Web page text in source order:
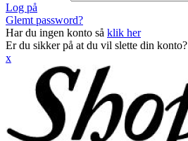
Log på
Glemt password?
Har du ingen konto så klik her
Er du sikker på at du vil slette din konto?
x